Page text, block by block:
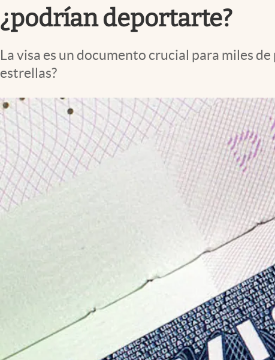
¿podrían deportarte?
La visa es un documento crucial para miles
estrellas?